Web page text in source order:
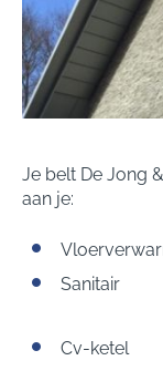
Je belt De Jong
aan je:
Sanitair
Cv-ketel